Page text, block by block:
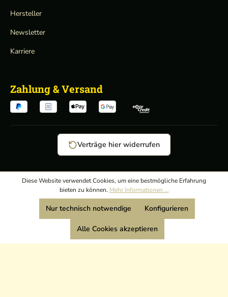
Hersteller
Newsletter
Karriere
Zahlung & Versand
Verträge hier widerrufen
AGB/
Datenschutz/
Wir sind Mitglied:
Diese Website verwendet Cookies, um eine bestmögliche Erfahrung
bieten zu können. Mehr Informationen ...
Nur technisch notwendige Konfigurieren
Alle Cookies akzeptieren